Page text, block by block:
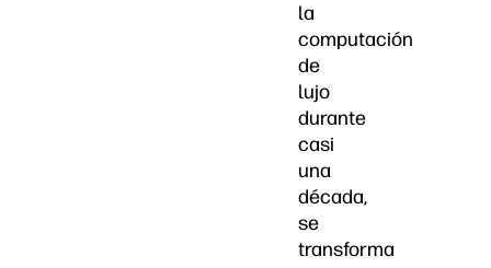
la
computación
de
lujo
durante
casi
una
década,
se
transforma